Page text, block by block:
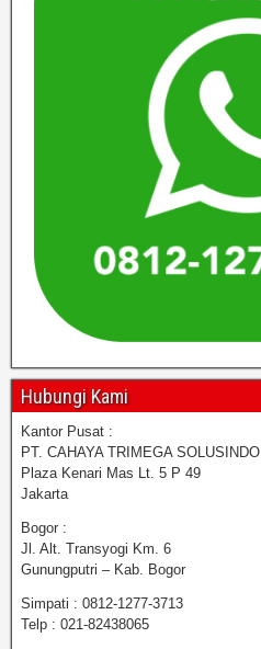
Hubungi Kami
Kantor Pusat :
PT. CAHAYA TRIMEGA SOLUSINDO
Plaza Kenari Mas Lt. 5 P 49
Jakarta
Bogor :
Jl. Alt. Transyogi Km. 6
Gunungputri – Kab. Bogor
Simpati : 0812-1277-3713
Telp : 021-82438065